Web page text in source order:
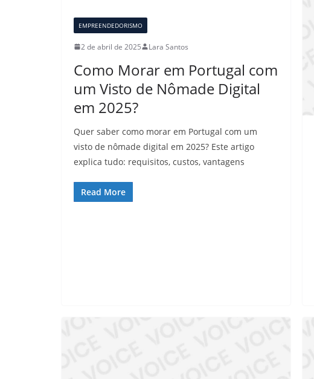
EMPREENDEDORISMO
2 de abril de 2025 Lara Santos
Como Morar em Portugal com
um Visto de Nômade Digital
em 2025?
Quer saber como morar em Portugal com um
visto de nômade digital em 2025? Este artigo
explica tudo: requisitos, custos, vantagens
Read More